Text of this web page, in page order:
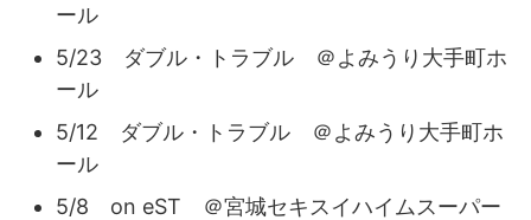
ール
5/23 ダブル・トラブル ＠よみうり大手町ホ
ール
5/12 ダブル・トラブル ＠よみうり大手町ホ
ール
5/8 on eST ＠宮城セキスイハイムスーパー